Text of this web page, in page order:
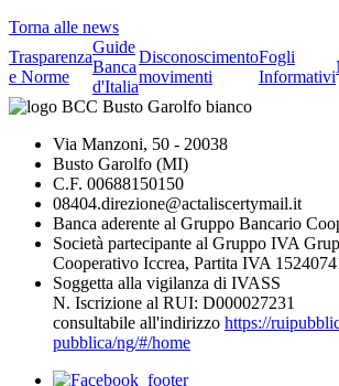
Torna alle news
Trasparenza
e Norme
Guide
Banca
d'Italia
Disconoscimento
movimenti
Fogli
Informativi
Via Manzoni, 50 - 20038
Busto Garolfo (MI)
C.F. 00688150150
08404.direzione@actaliscertymail.it
Banca aderente al Gruppo Bancario
Società partecipante al Gruppo IVA
Cooperativo Iccrea, Partita IVA
Soggetta alla vigilanza di IVASS
N. Iscrizione al RUI: D000027231
consultabile all'indirizzo https://
pubblica/ng/#/home